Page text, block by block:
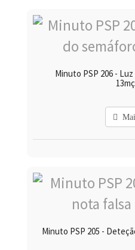
Minuto PSP 206 -
Minuto PSP 205 -